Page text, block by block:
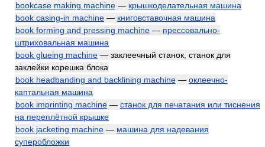
bookcase making machine — крышкоделательная машина
book casing-in machine — книговставочная машина
book forming and pressing machine — прессовально-
штриховальная машина
book glueing machine — заклеечный станок, станок для
заклейки корешка блока
book headbanding and backlining machine — оклеечно-
каптальная машина
book imprinting machine — станок для печатания или тиснения
на переплётной крышке
book jacketing machine — машина для надевания
суперобложки